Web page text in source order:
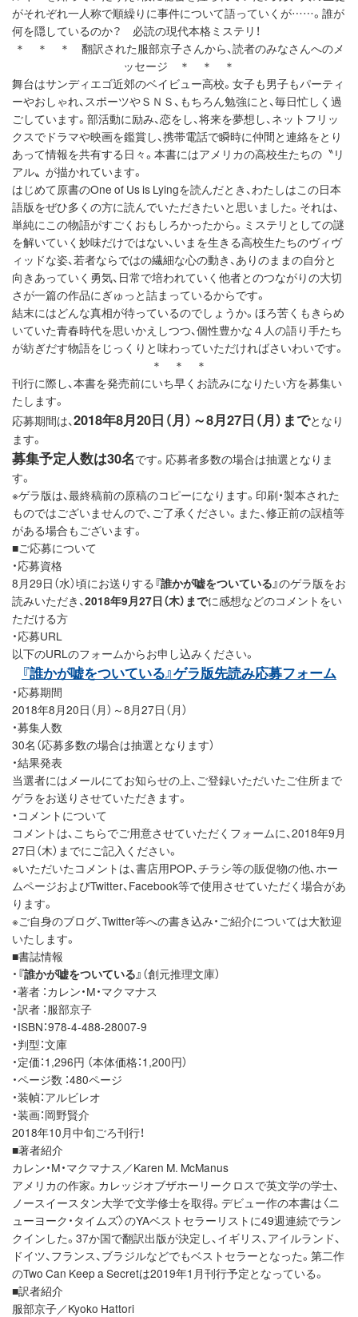
がそれぞれ一人称で順繰りに事件について語っていくが……。誰が
何を隠しているのか？ 必読の現代本格ミステリ！
＊ ＊ ＊ 翻訳された服部京子さんから、読者のみなさんへのメ
ッセージ ＊ ＊ ＊
舞台はサンディエゴ近郊のベイビュー高校。女子も男子もパーティ
ーやおしゃれ、スポーツやＳＮＳ、もちろん勉強にと、毎日忙しく過
ごしています。部活動に励み、恋をし、将来を夢想し、ネットフリッ
クスでドラマや映画を鑑賞し、携帯電話で瞬時に仲間と連絡をとり
あって情報を共有する日々。本書にはアメリカの高校生たちの〝リ
アル〟が描かれています。
はじめて原書のOne of Us is Lyingを読んだとき、わたしはこの日本
語版をぜひ多くの方に読んでいただきたいと思いました。それは、
単純にこの物語がすごくおもしろかったから。ミステリとしての謎
を解いていく妙味だけではない、いまを生きる高校生たちのヴィヴ
ィッドな姿、若者ならではの繊細な心の動き、ありのままの自分と
向きあっていく勇気、日常で培われていく他者とのつながりの大切
さが一篇の作品にぎゅっと詰まっているからです。
結末にはどんな真相が待っているのでしょうか。ほろ苦くもきらめ
いていた青春時代を思いかえしつつ、個性豊かな４人の語り手たち
が紡ぎだす物語をじっくりと味わっていただければさいわいです。
＊ ＊ ＊
刊行に際し、本書を発売前にいち早くお読みになりたい方を募集い
たします。
応募期間は、2018年8月20日（月）～8月27日（月）までとなり
ます。
募集予定人数は30名です。応募者多数の場合は抽選となりま
す。
※ゲラ版は、最終稿前の原稿のコピーになります。印刷・製本された
ものではございませんので、ご了承ください。また、修正前の誤植等
がある場合もございます。
■ご応募について
・応募資格
8月29日（水）頃にお送りする 『誰かが嘘をついている』のゲラ版をお
読みいただき、2018年9月27日（木）までに感想などのコメントをい
ただける方
・応募URL
以下のURLのフォームからお申し込みください。
『誰かが嘘をついている』ゲラ版先読み応募フォーム
・応募期間
2018年8月20日（月）～8月27日（月）
・募集人数
30名（応募多数の場合は抽選となります）
・結果発表
当選者にはメールにてお知らせの上、ご登録いただいたご住所まで
ゲラをお送りさせていただきます。
・コメントについて
コメントは、こちらでご用意させていただくフォームに、2018年9月
27日（木）までにご記入ください。
※いただいたコメントは、書店用POP、チラシ等の販促物の他、ホー
ムページおよびTwitter、Facebook等で使用させていただく場合があ
ります。
※ご自身のブログ、Twitter等への書き込み・ご紹介については大歓迎
いたします。
■書誌情報
・ 『誰かが嘘をついている』 （創元推理文庫）
・著者 ：カレン・М・マクマナス
・訳者 ：服部京子
・ISBN：978-4-488-28007-9
・判型：文庫
・定価：1,296円 （本体価格：1,200円）
・ページ数 ：480ページ
・装幀：アルビレオ
・装画：岡野賢介
2018年10月中旬ごろ刊行！
■著者紹介
カレン・М・マクマナス／Karen M. McManus
アメリカの作家。カレッジオブザホーリークロスで英文学の学士、
ノースイースタン大学で文学修士を取得。デビュー作の本書は〈ニ
ューヨーク・タイムズ〉のYAベストセラーリストに49週連続でラン
クインした。37か国で翻訳出版が決定し、イギリス、アイルランド、
ドイツ、フランス、ブラジルなどでもベストセラーとなった。第二作
のTwo Can Keep a Secretは2019年1月刊行予定となっている。
■訳者紹介
服部京子／Kyoko Hattori